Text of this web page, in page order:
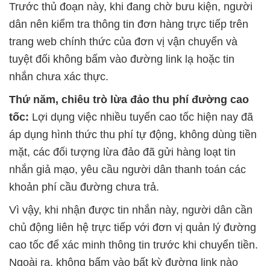
Trước thủ đoạn này, khi đang chờ bưu kiện, người
dân nên kiểm tra thông tin đơn hàng trực tiếp trên
trang web chính thức của đơn vị vận chuyển và
tuyệt đối không bấm vào đường link lạ hoặc tin
nhắn chưa xác thực.
Thứ năm, chiêu trò lừa đảo thu phí đường cao
tốc: Lợi dụng việc nhiều tuyến cao tốc hiện nay đã
áp dụng hình thức thu phí tự động, không dùng tiền
mặt, các đối tượng lừa đảo đã gửi hàng loạt tin
nhắn giả mạo, yêu cầu người dân thanh toán các
khoản phí cầu đường chưa trả.
Vì vậy, khi nhận được tin nhắn này, người dân cần
chủ động liên hệ trực tiếp với đơn vị quản lý đường
cao tốc để xác minh thông tin trước khi chuyển tiền.
Ngoài ra, không bấm vào bất kỳ đường link nào